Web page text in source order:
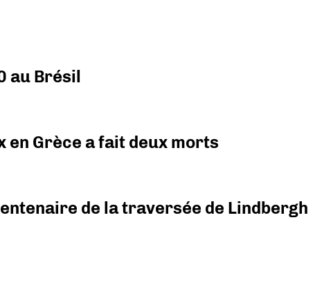
au Brésil
en Grèce a fait deux morts
de la traversée de Lindbergh